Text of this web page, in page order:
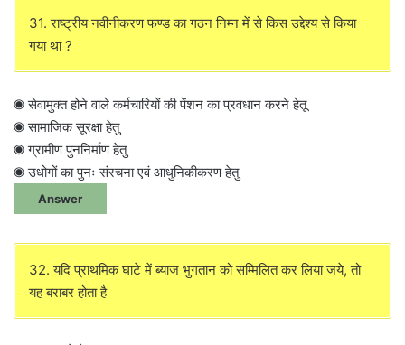
31. राष्ट्रीय नवीनीकरण फण्ड का गठन निम्न में से किस उद्देश्य से किया
गया था ?
◉ सेवामुक्त होने वाले कर्मचारियों की पेंशन का प्रवधान करने हेतू
◉ सामाजिक सूरक्षा हेतु
◉ ग्रामीण पुननिर्माण हेतु
◉ उधोगों का पुनः संरचना एवं आधुनिकीकरण हेतु
Answer
32. यदि प्राथमिक घाटे में ब्याज भुगतान को सम्मिलित कर लिया जये, तो
यह बराबर होता है